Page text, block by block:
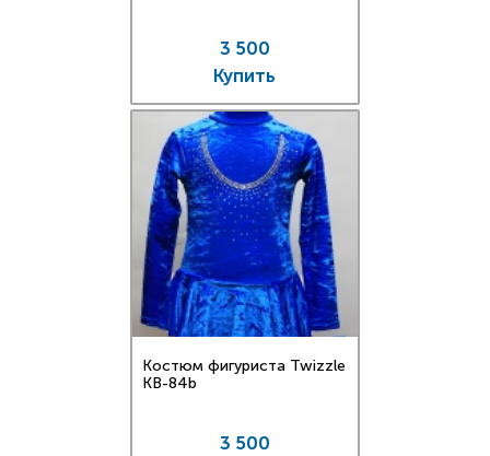
3 500
Купить
Костюм фигуриста Twizzle
KB-84b
3 500